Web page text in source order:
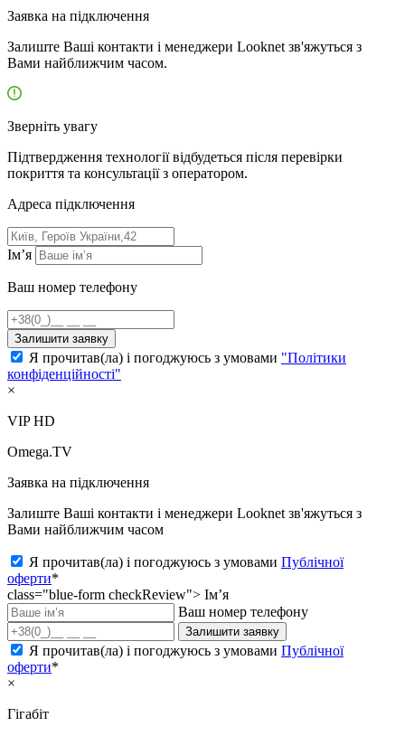
Заявка на підключення
Залиште Ваші контакти і менеджери Looknet зв'яжуться з
Вами найближчим часом.
Зверніть увагу
Підтвердження технології відбудеться після перевірки
покриття та консультації з оператором.
Адресa підключення
Ім’я
Ваш номер телефону
Залишити заявку
Я прочитав(ла) і погоджуюсь з умовами "Політики
конфіденційності"
×
VIP HD
Omega.TV
Заявка на підключення
Залиште Ваші контакти і менеджери Looknet зв'яжуться з
Вами найближчим часом
Я прочитав(ла) і погоджуюсь з умовами Публічної
оферти*
class="blue-form checkReview"> Ім’я
Ваш номер телефону
Залишити заявку
Я прочитав(ла) і погоджуюсь з умовами Публічної
оферти*
×
Гігабіт